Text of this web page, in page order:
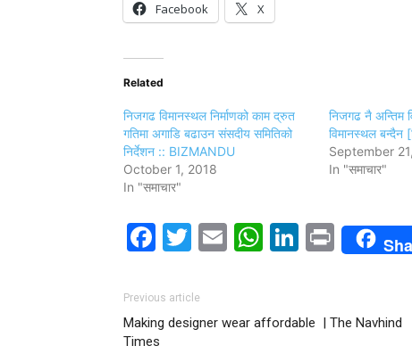
Facebook X
Related
निजगढ विमानस्थल निर्माणको काम द्रुत
गतिमा अगाडि बढाउन संसदीय समितिको
निर्देशन :: BIZMANDU
October 1, 2018
In "समाचार"
निजगढ नै अन्तिम
विमानस्थल बन्दैन
September
In "समाचार"
Facebook
Twitter
EmailWhatsApp
LinkedIn
Print
Previous article
Making designer wear affordable | The Navhind
Times